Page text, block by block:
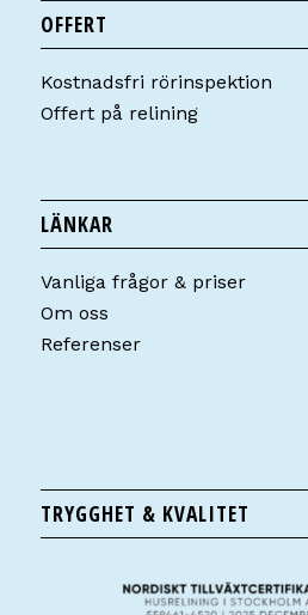
OFFERT
Kostnadsfri rörinspektion
Offert på relining
LÄNKAR
Vanliga frågor & priser
Om oss
Referenser
TRYGGHET & KVALITET